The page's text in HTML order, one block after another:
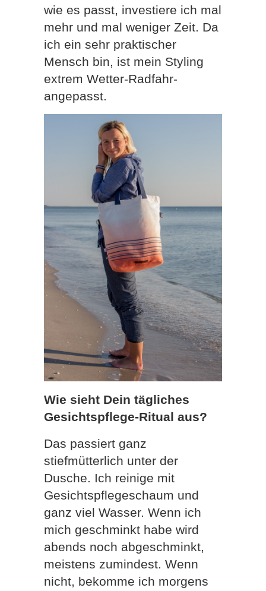
wie es passt, investiere ich mal
mehr und mal weniger Zeit. Da
ich ein sehr praktischer
Mensch bin, ist mein Styling
extrem Wetter-Radfahr-
angepasst.
Wie sieht Dein tägliches
Gesichtspflege-Ritual aus?
Das passiert ganz
stiefmütterlich unter der
Dusche. Ich reinige mit
Gesichtspflegeschaum und
ganz viel Wasser. Wenn ich
mich geschminkt habe wird
abends noch abgeschminkt,
meistens zumindest. Wenn
nicht, bekomme ich morgens